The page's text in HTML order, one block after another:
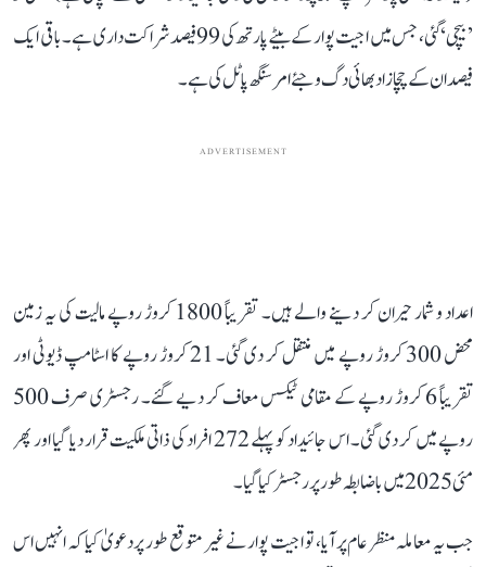
’بیچی‘ گئی، جس میں اجیت پوار کے بیٹے پارتھ کی 99 فیصد شراکت داری ہے۔ باقی ایک
فیصد ان کے چچازاد بھائی دگ وجئے امرسنگھ پاٹل کی ہے۔
ADVERTISEMENT
اعداد و شمار حیران کر دینے والے ہیں۔ تقریباً 1800 کروڑ روپے مالیت کی یہ زمین
محض 300 کروڑ روپے میں منتقل کر دی گئی۔ 21 کروڑ روپے کا اسٹامپ ڈیوٹی اور
تقریباً 6 کروڑ روپے کے مقامی ٹیکس معاف کر دیے گئے۔ رجسٹری صرف 500
روپے میں کر دی گئی۔ اس جائیداد کو پہلے 272 افراد کی ذاتی ملکیت قرار دیا گیا اور پھر
مئی 2025 میں باضابطہ طور پر رجسٹر کیا گیا۔
جب یہ معاملہ منظر عام پر آیا، تو اجیت پوار نے غیر متوقع طور پر دعویٰ کیا کہ انہیں اس